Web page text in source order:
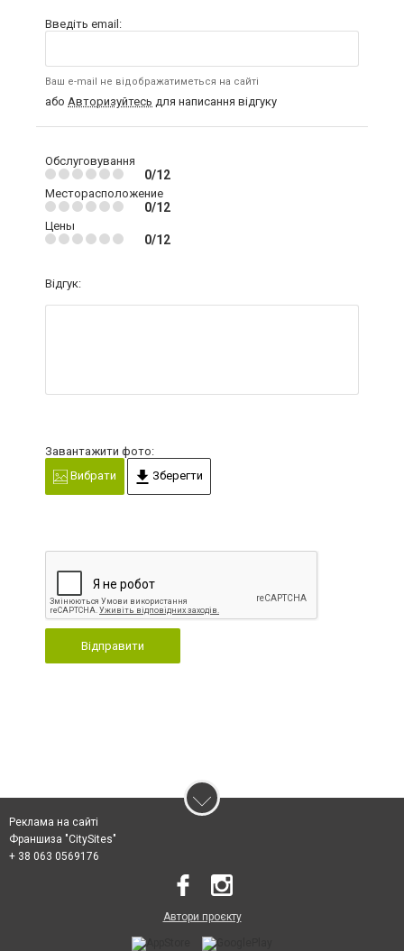
Введіть email:
Ваш e-mail не відображатиметься на сайті
або Авторизуйтесь для написання відгуку
Обслуговування
0/12
Месторасположение
0/12
Цены
0/12
Відгук:
Завантажити фото:
Вибрати
Зберегти
Відправити
Реклама на сайті
Франшиза "CitySites"
+ 38 063 0569176
Автори проєкту